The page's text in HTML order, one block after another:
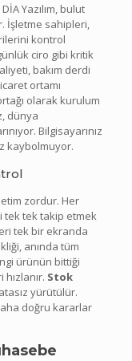
Yazılım, bulut
İşletme sahipleri,
kontrol
ciro gibi kritik
bakım derdi
ortamı
olarak kurulum
dünya
Bilgisayarınız
kaybolmuyor.
zordur. Her
tek tek takip etmek
tek bir ekranda
anında tüm
ürünün bittiği
Stok
yürütülür.
doğru kararlar